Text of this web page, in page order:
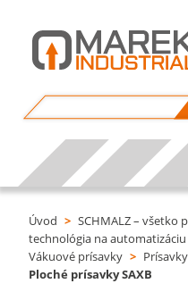
Úvod > SCHMALZ – všetko
technológia na automatizáciu
Vákuové prísavky >
Ploché prísavky SAXB